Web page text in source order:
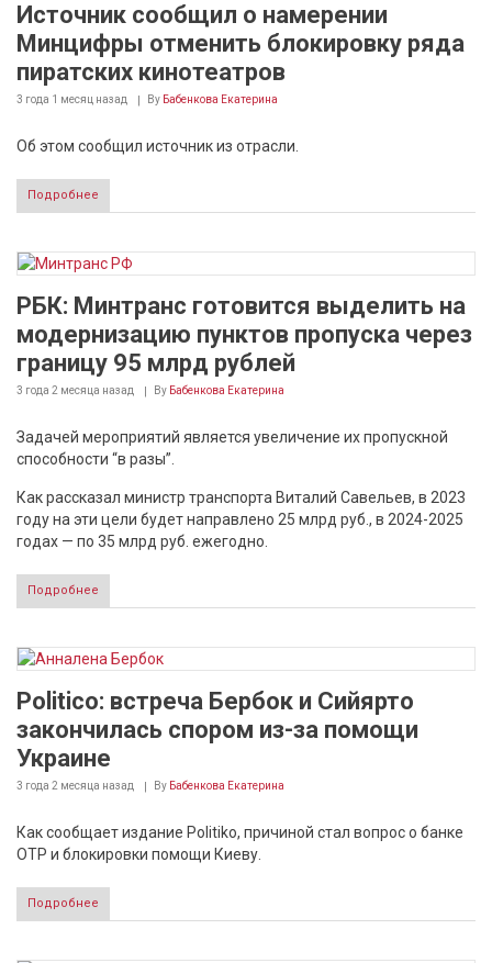
Источник сообщил о намерении
Минцифры отменить блокировку ряда
пиратских кинотеатров
3 года 1 месяц назад By Бабенкова Екатерина
Об этом сообщил источник из отрасли.
Подробнее
РБК: Минтранс готовится выделить на
модернизацию пунктов пропуска через
границу 95 млрд рублей
3 года 2 месяца назад By Бабенкова Екатерина
Задачей мероприятий является увеличение их пропускной
способности “в разы”.
Как рассказал министр транспорта Виталий Савельев, в 2023
году на эти цели будет направлено 25 млрд руб., в 2024-2025
годах — по 35 млрд руб. ежегодно.
Подробнее
Politico: встреча Бербок и Сийярто
закончилась спором из-за помощи
Украине
3 года 2 месяца назад By Бабенкова Екатерина
Как сообщает издание Politiko, причиной стал вопрос о банке
ОТР и блокировки помощи Киеву.
Подробнее